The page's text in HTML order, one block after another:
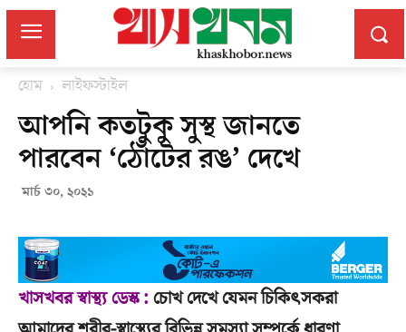
হোম লাইফস্টাইল
আপনি কতটুকু সুস্থ জানতে
পারবেন ‘ঠোঁটের রঙ’ দেখে
মার্চ ৩০, ২০২১
খাসখবর স্বাস্থ্য ডেস্ক : চোখ দেখে যেমন চিকিৎসকরা